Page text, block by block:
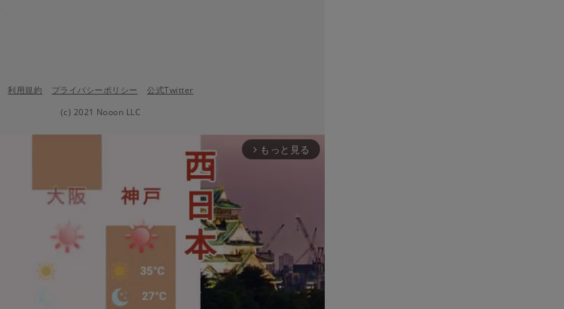
利用規約 プライバシーポリシー
公式Twitter
(c) 2021 Nooon LLC
arrow_forward_ios もっと見る